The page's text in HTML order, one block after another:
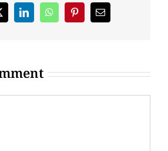
LinkedInWhatsAppPinterestEmail